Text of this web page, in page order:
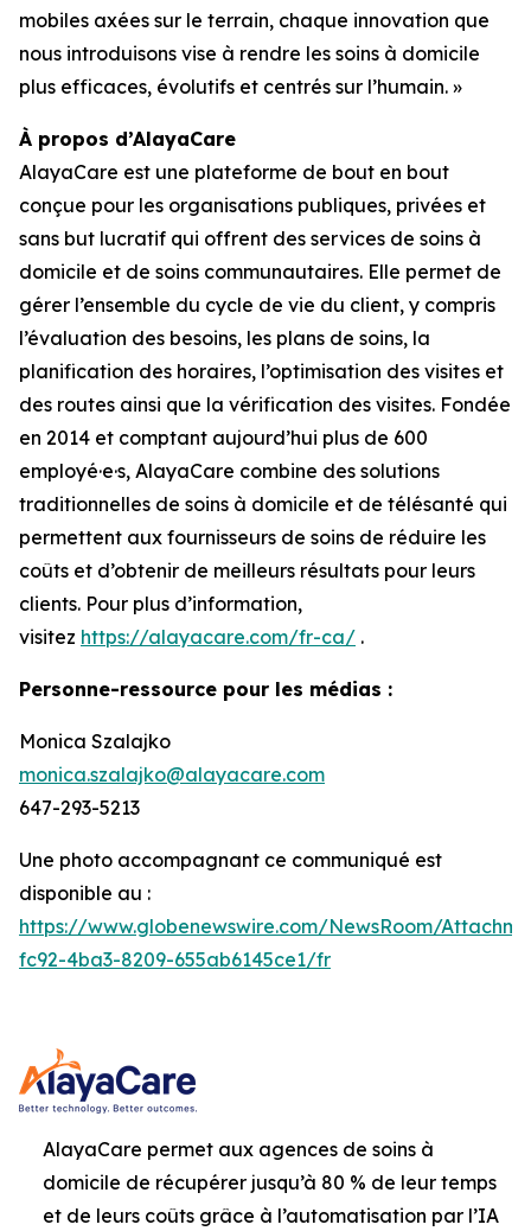
mobiles axées sur le terrain, chaque innovation que
nous introduisons vise à rendre les soins à domicile
plus efficaces, évolutifs et centrés sur l’humain. »
À propos d’AlayaCare
AlayaCare est une plateforme de bout en bout
conçue pour les organisations publiques, privées et
sans but lucratif qui offrent des services de soins à
domicile et de soins communautaires. Elle permet de
gérer l’ensemble du cycle de vie du client, y compris
l’évaluation des besoins, les plans de soins, la
planification des horaires, l’optimisation des visites et
des routes ainsi que la vérification des visites. Fondée
en 2014 et comptant aujourd’hui plus de 600
employé·e·s, AlayaCare combine des solutions
traditionnelles de soins à domicile et de télésanté qui
permettent aux fournisseurs de soins de réduire les
coûts et d’obtenir de meilleurs résultats pour leurs
clients. Pour plus d’information,
visitez https://alayacare.com/fr-ca/ .
Personne-ressource pour les médias :
Monica Szalajko
monica.szalajko@alayacare.com
647-293-5213
Une photo accompagnant ce communiqué est
disponible au :
https://www.globenewswire.com/NewsRoom/
fc92-4ba3-8209-655ab6145ce1/fr
AlayaCare permet aux agences de soins à
domicile de récupérer jusqu’à 80 % de leur temps
et de leurs coûts grâce à l’automatisation par l’IA